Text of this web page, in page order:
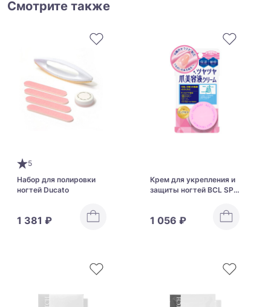
Смотрите также
5
Набор для полировки
ногтей Ducato
1 381 ₽
Крем для укрепления и
защиты ногтей BCL SPA
1 056 ₽